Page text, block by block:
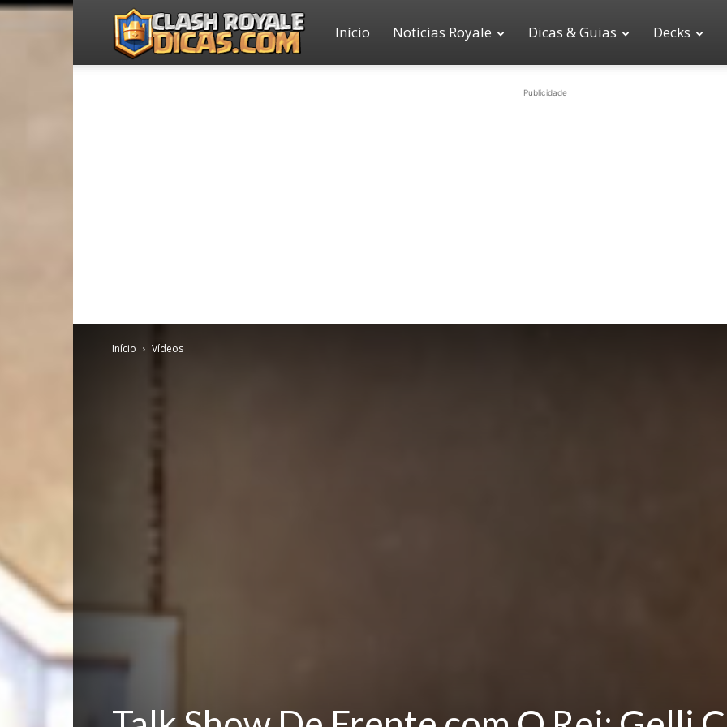
Clash
Início Notícias Royale Dicas & Guias Decks
Publicidade
Início Vídeos